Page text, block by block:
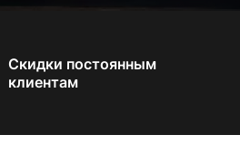
Скидки постоянным
клиентам